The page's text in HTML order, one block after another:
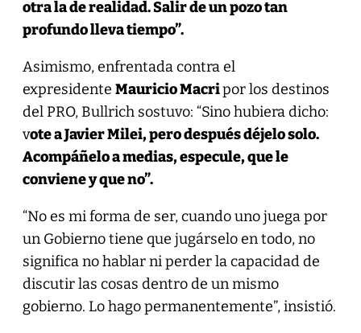
otra la de realidad. Salir de un pozo tan
profundo lleva tiempo”.
Asimismo, enfrentada contra el
expresidente Mauricio Macripor los destinos
del PRO, Bullrich sostuvo: “Sino hubiera dicho:
vote a Javier Milei, pero después déjelo solo.
Acompáñelo a medias, especule, que le
conviene y que no”.
“No es mi forma de ser, cuando uno juega por
un Gobierno tiene que jugárselo en todo, no
significa no hablar ni perder la capacidad de
discutir las cosas dentro de un mismo
gobierno. Lo hago permanentemente”, insistió.